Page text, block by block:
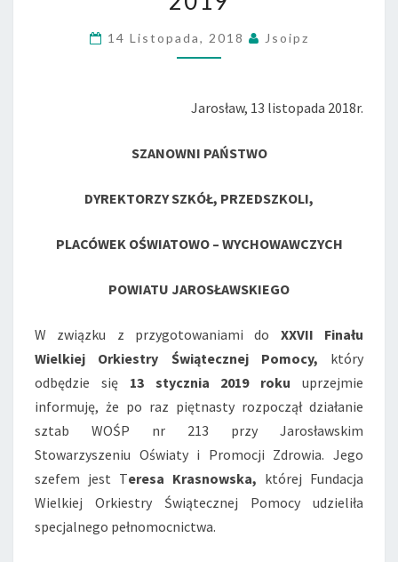
WOŚP
14 Listopada, 2018 Jsoipz
Jarosław, 13 listopada 2018r.
SZANOWNI PAŃSTWO
DYREKTORZY SZKÓŁ, PRZEDSZKOLI,
PLACÓWEK OŚWIATOWO – WYCHOWAWCZYCH
POWIATU JAROSŁAWSKIEGO
W związku z przygotowaniami do XXVII Finału
Wielkiej Orkiestry Świątecznej Pomocy, który
odbędzie się 13 stycznia 2019 roku uprzejmie
informuję, że po raz piętnasty rozpoczął działanie
sztab WOŚP nr 213 przy Jarosławskim
Stowarzyszeniu Oświaty i Promocji Zdrowia. Jego
szefem jest Teresa Krasnowska, której Fundacja
Wielkiej Orkiestry Świątecznej Pomocy udzieliła
specjalnego pełnomocnictwa.